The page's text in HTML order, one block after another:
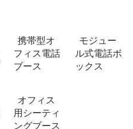
携帯型オ
フィス電話
ブース
モジュー
ル式電話ボ
ックス
オフィス
用シーティ
ングブース